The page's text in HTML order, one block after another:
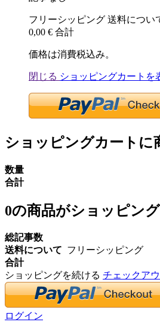
フリーシッピング 送料につい
0,00 € 合計
価格は消費税込み。
閉じる ショッピングカートを
ショッピングカートに
数量
合計
0の商品がショッピン
総記事数
送料について フリーシッピング
合計
ショッピングを続ける チェックアウ
ログイン